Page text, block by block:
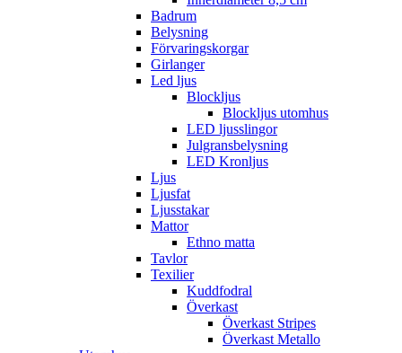
Badrum
Belysning
Förvaringskorgar
Girlanger
Led ljus
Blockljus
Blockljus utomhus
LED ljusslingor
Julgransbelysning
LED Kronljus
Ljus
Ljusfat
Ljusstakar
Mattor
Ethno matta
Tavlor
Texilier
Kuddfodral
Överkast
Överkast Stripes
Överkast Metallo